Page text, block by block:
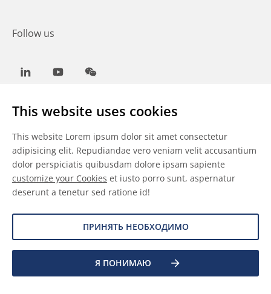
This website uses cookies
This website Lorem ipsum dolor sit amet consectetur
adipisicing elit. Repudiandae vero veniam velit accusantium
dolor perspiciatis quibusdam dolore ipsam sapiente
customize your Cookies et iusto porro sunt, aspernatur
deserunt a tenetur sed ratione id!
ПРИНЯТЬ НЕОБХОДИМО
Я ПОНИМАЮ
Follow us
LinkedInYoutubeWeChat
2026 Allnex Netherlands B.V.
Общие условия
Отказ от ответственности
Сведения о файлах cookie
Защита данных